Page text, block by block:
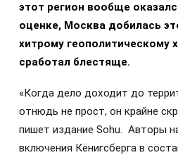
этот регион вообще
оценке, Москва добилась
хитрому геополитическому
сработал блестяще.
«Когда дело доходит до
отнюдь не прост, он крайне
пишет издание Sohu. Авторы
включения Кёнигсберга в